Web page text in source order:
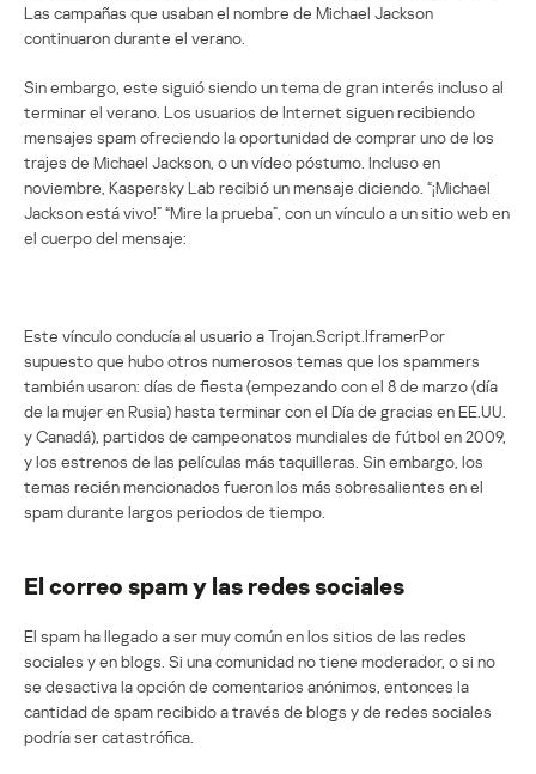
Las campañas que usaban el nombre de Michael Jackson
continuaron durante el verano.
Sin embargo, este siguió siendo un tema de gran interés incluso al
terminar el verano. Los usuarios de Internet siguen recibiendo
mensajes spam ofreciendo la oportunidad de comprar uno de los
trajes de Michael Jackson, o un vídeo póstumo. Incluso en
noviembre, Kaspersky Lab recibió un mensaje diciendo. “¡Michael
Jackson está vivo!” “Mire la prueba”, con un vínculo a un sitio web en
el cuerpo del mensaje:
Este vínculo conducía al usuario a Trojan.Script.IframerPor
supuesto que hubo otros numerosos temas que los spammers
también usaron: días de fiesta (empezando con el 8 de marzo (día
de la mujer en Rusia) hasta terminar con el Día de gracias en EE.UU.
y Canadá), partidos de campeonatos mundiales de fútbol en 2009,
y los estrenos de las películas más taquilleras. Sin embargo, los
temas recién mencionados fueron los más sobresalientes en el
spam durante largos periodos de tiempo.
El correo spam y las redes sociales
El spam ha llegado a ser muy común en los sitios de las redes
sociales y en blogs. Si una comunidad no tiene moderador, o si no
se desactiva la opción de comentarios anónimos, entonces la
cantidad de spam recibido a través de blogs y de redes sociales
podría ser catastrófica.